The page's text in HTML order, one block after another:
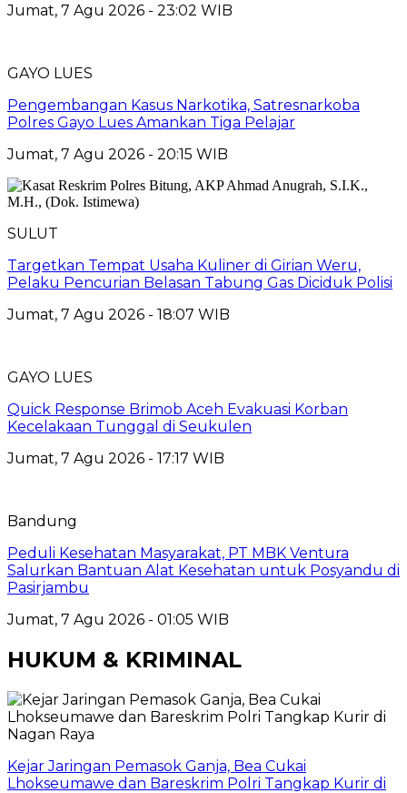
Jumat, 7 Agu 2026 - 23:02 WIB
GAYO LUES
Pengembangan Kasus Narkotika, Satresnarkoba
Polres Gayo Lues Amankan Tiga Pelajar
Jumat, 7 Agu 2026 - 20:15 WIB
SULUT
Targetkan Tempat Usaha Kuliner di Girian Weru,
Pelaku Pencurian Belasan Tabung Gas Diciduk Polisi
Jumat, 7 Agu 2026 - 18:07 WIB
GAYO LUES
Quick Response Brimob Aceh Evakuasi Korban
Kecelakaan Tunggal di Seukulen
Jumat, 7 Agu 2026 - 17:17 WIB
Bandung
Peduli Kesehatan Masyarakat, PT MBK Ventura
Salurkan Bantuan Alat Kesehatan untuk Posyandu di
Pasirjambu
Jumat, 7 Agu 2026 - 01:05 WIB
HUKUM & KRIMINAL
Kejar Jaringan Pemasok Ganja, Bea Cukai
Lhokseumawe dan Bareskrim Polri Tangkap Kurir di